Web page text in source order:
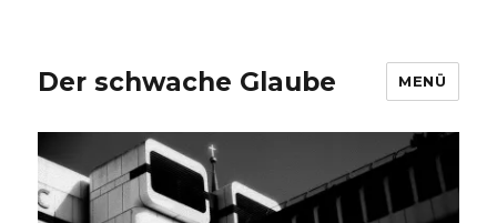
Der schwache Glaube MENÜ